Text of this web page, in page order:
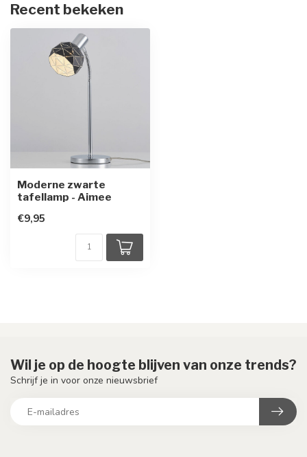
Recent bekeken
Moderne zwarte
tafellamp - Aimee
€9,95
Wil je op de hoogte blijven van onze trends?
Schrijf je in voor onze nieuwsbrief